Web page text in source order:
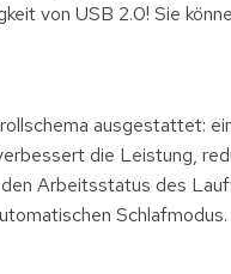
von USB 2.0! Sie
ausgestattet:
die Leistung,
Arbeitsstatus des